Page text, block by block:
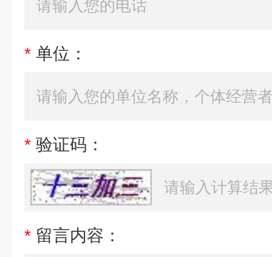
* 单位：
* 验证码：
* 留言内容：